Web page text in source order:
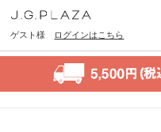
ゲスト様 ログインはこちら